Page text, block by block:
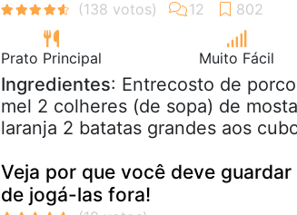
Prato Principal Muito Fácil
Ingredientes: Entrecosto de
mel 2 colheres (de sopa) de
laranja 2 batatas grandes aos
Veja por que você deve
de jogá-las fora!